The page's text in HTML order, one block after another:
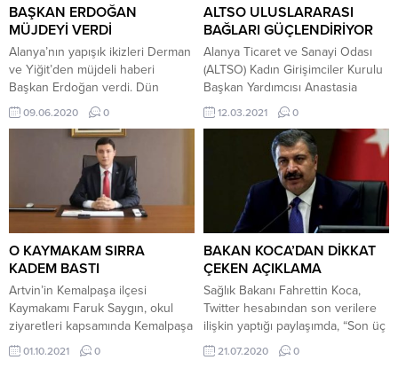
de bu sezona oldukça...
anlaşılan genç futbolcu yapılan ilk
müdahalenin ardından hastaneye
kaldırıldı. Andres Balanta...
BAŞKAN ERDOĞAN
MÜJDEYİ VERDİ
Alanya’nın yapışık ikizleri Derman
ve Yiğit’den müjdeli haberi
Başkan Erdoğan verdi. Dün
akşam bir televizyon kanalı
soruları yanıtlayan Başkan
Erdoğan, Alanya’nın beklediği
mutlu haberi verdi. 22 Haziran
2019 tarihinde kafalarından
yapışık şekilde dünyaya gelen
Derman ve Yiğit bebekler,
geçirdikleri başarılı ameliyatla
birbirlerinden ayrıldılar. Başarılı
geçen ameliyat sonrası...
09.06.2020 0
ALTSO ULUSLARARASI
BAĞLARI GÜÇLENDİRİYOR
Alanya Ticaret ve Sanayi Odası
(ALTSO) Kadın Girişimciler Kurulu
Başkan Yardımcısı Anastasia
Petrova Çetinkaya Bişkek’de
ALTSO’yu temsilen bir dizi
görüşmeler gerçekleştirdi.
Çetinkaya, Kırgızistan Cumhuriyeti
Ticaret ve Sanayi Odası Başkan
Danışmanı Arslanbek
Davletkeldiyev’e ALTSO Başkanı
Mehmet Şahin’in imzası ile iyi
niyet ve işbirliği mektubunu iletti.
ALTSO Kadın Girişimciler Kurulu
Başkan Yardımcısı...
12.03.2021 0
O KAYMAKAM SIRRA
KADEM BASTI
Artvin’in Kemalpaşa ilçesi
Kaymakamı Faruk Saygın, okul
ziyaretleri kapsamında Kemalpaşa
Çok Programlı Anadolu Lisesi’ne
yaptığı ziyarette girdiği sınıfta
01.10.2021 0
BAKAN KOCA’DAN DİKKAT
ÇEKEN AÇIKLAMA
Sağlık Bakanı Fahrettin Koca,
Twitter hesabından son verilere
ilişkin yaptığı paylaşımda, “Son üç
gündür ortalama günlük vaka
sayısı en yüksek beş ilimiz,
21.07.2020 0